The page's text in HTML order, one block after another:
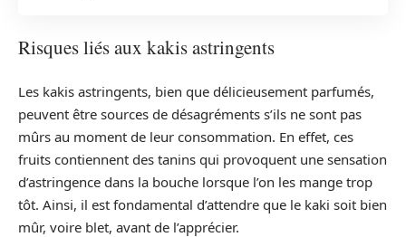
Risques liés aux kakis astringents
Les kakis astringents, bien que délicieusement parfumés,
peuvent être sources de désagréments s’ils ne sont pas
mûrs au moment de leur consommation. En effet, ces
fruits contiennent des tanins qui provoquent une sensation
d’astringence dans la bouche lorsque l’on les mange trop
tôt. Ainsi, il est fondamental d’attendre que le kaki soit bien
mûr, voire blet, avant de l’apprécier.